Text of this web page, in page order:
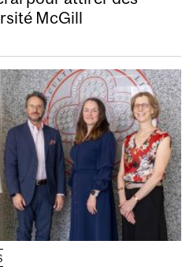
McGill